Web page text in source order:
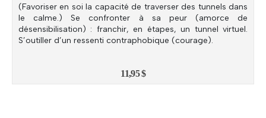
(Favoriser en soi la capacité de traverser des tunnels dans
le calme.) Se confronter à sa peur (amorce de
désensibilisation) : franchir, en étapes, un tunnel virtuel.
S’outiller d’un ressenti contraphobique (courage).
11,95$